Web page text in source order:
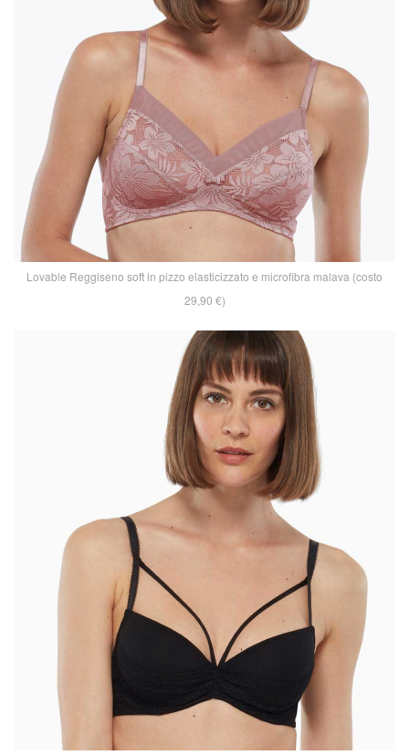
Lovable Reggiseno soft in pizzo elasticizzato e microfibra malava (costo
29,90 €)